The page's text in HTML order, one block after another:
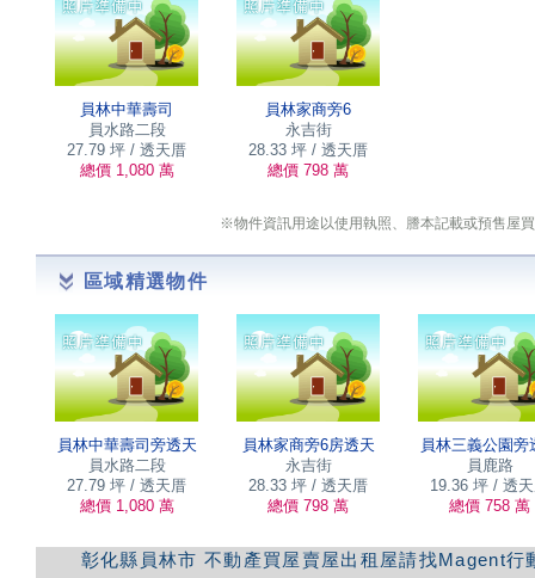
員林中華壽司
員水路二段
27.79 坪 / 透天厝
總價 1,080 萬
員林家商旁6
永吉街
28.33 坪 / 透天厝
總價 798 萬
※物件資訊用途以使用執照、謄本記載或預售屋
區域精選物件
員林中華壽司旁透天
員水路二段
27.79 坪 / 透天厝
總價 1,080 萬
員林家商旁6房透天
永吉街
28.33 坪 / 透天厝
總價 798 萬
員林三義公園旁
員鹿路
19.36 坪 / 透
總價 758 萬
彰化縣員林市 不動產買屋賣屋出租屋請找Magent